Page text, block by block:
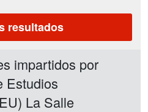
resultados
impartidos por
Estudios
La Salle